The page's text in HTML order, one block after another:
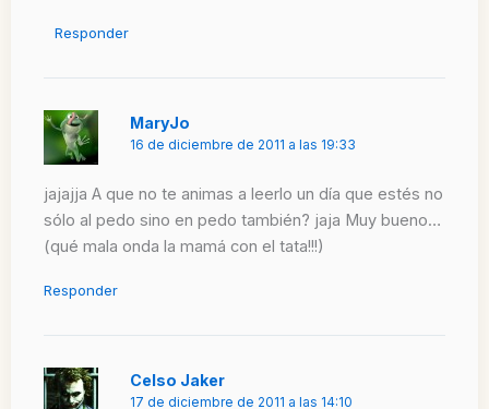
Responder
MaryJo
16 de diciembre de 2011 a las 19:33
jajajja A que no te animas a leerlo un día que estés no
sólo al pedo sino en pedo también? jaja Muy bueno…
(qué mala onda la mamá con el tata!!!)
Responder
Celso Jaker
17 de diciembre de 2011 a las 14:10